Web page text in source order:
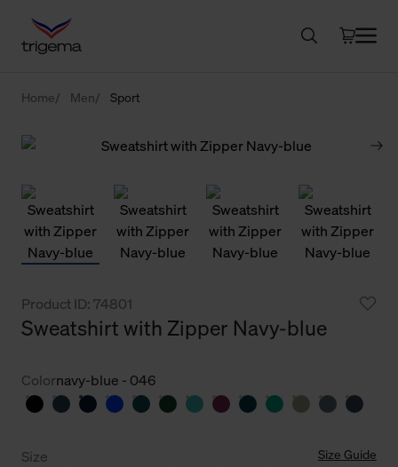
Home Men Sport
Product ID: 74801
Sweatshirt with Zipper Navy-blue
Colornavy-blue - 046
Size Size Guide